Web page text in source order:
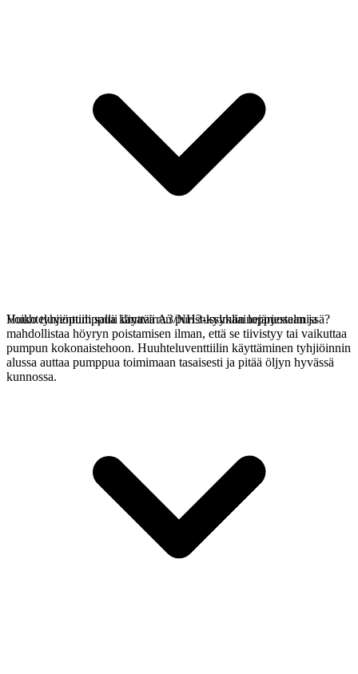
Huuhteluventtiili sallii ilmavirran puristussyklin loppuosaan ja
mahdollistaa höyryn poistamisen ilman, että se tiivistyy tai vaikuttaa
pumpun kokonaistehoon. Huuhteluventtiilin käyttäminen tyhjiöinnin
alussa auttaa pumppua toimimaan tasaisesti ja pitää öljyn hyvässä
kunnossa.
Voiko tyhjiöpumppua käyttää A3/NH3-kylmäainejärjestelmissä?